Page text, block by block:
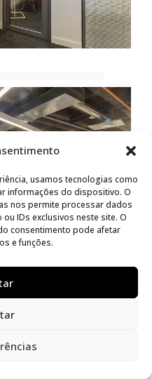
usamos tecnologias como
informações do dispositivo. O
nos permite processar dados
IDs exclusivos neste site. O
consentimento pode afetar
e funções.